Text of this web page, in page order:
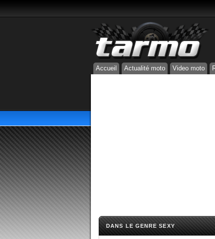
Accueil Actualité moto Video moto
DANS LE GENRE SEXY